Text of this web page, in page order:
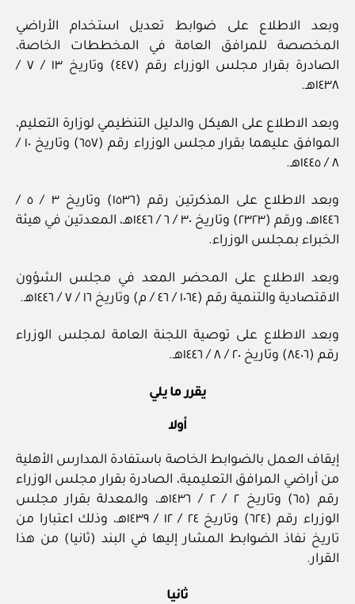
وبعد الاطلاع على ضوابط تعديل استخدام الأراضي
المخصصة للمرافق العامة في المخططات الخاصة،
الصادرة بقرار مجلس الوزراء رقم (٤٤٧) وتاريخ ١٣ / ‏٧‏ /
١٤٣٨هـ.
وبعد الاطلاع على الهيكل والدليل التنظيمي لوزارة التعليم،
الموافق عليهما بقرار مجلس الوزراء رقم (٦٥٧) وتاريخ ١٠ /
وبعد الاطلاع على المذكرتين رقم (١٥٣٦) وتاريخ ٣ / ‏٥‏ /
١٤٤٦هـ، ورقم (٢٣٢٣) وتاريخ ٣٠ / ‏٦‏ / ١٤٤٦هـ، المعدتين في هيئة
الخبراء بمجلس الوزراء.
وبعد الاطلاع على المحضر المعد في مجلس الشؤون
الاقتصادية والتنمية رقم (١٠٦٤ / ‏٤٦‏ / م) وتاريخ ١٦ / ‏٧‏ / ١٤٤٦هـ.
وبعد الاطلاع على توصية اللجنة العامة لمجلس الوزراء
رقم (٨٤٠٦) وتاريخ ٢٠ / ‏٨‏ / ١٤٤٦هـ.
يقرر ما يلي
أولا
إيقاف العمل بالضوابط الخاصة باستفادة المدارس الأهلية
من أراضي المرافق التعليمية، الصادرة بقرار مجلس الوزراء
رقم (٦٥) وتاريخ ٢ / ‏٢‏ / ١٤٣٦هـ، والمعدلة بقرار مجلس
الوزراء رقم (٦٢٤) وتاريخ ٢٤ / ‏١٢‏ / ١٤٣٩هـ، وذلك اعتبارا من
تاريخ نفاذ الضوابط المشار إليها في البند (ثانيا) من هذا
القرار.
ثانيا